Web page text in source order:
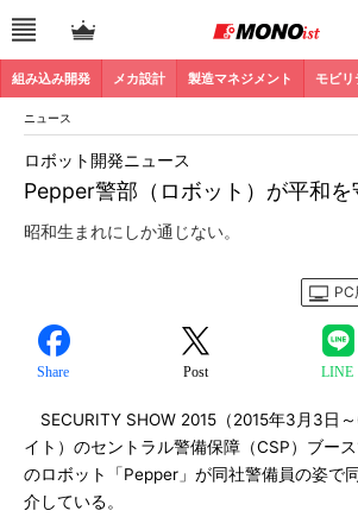
組み込み開発 メカ設計 製造マネジメント モビリ
ニュース
Pepper警部（ロボット）が平和を
ロボット開発ニュース
昭和生まれにしか通じない。
PC
Share Post LINE
SECURITY SHOW 2015（2015年3月3日
イト）のセントラル警備保障（CSP）ブー
のロボット「Pepper」が同社警備員の姿で
介している。